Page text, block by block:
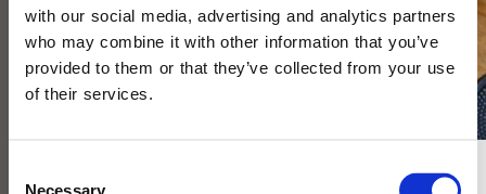
with our social media, advertising and analytics partners
who may combine it with other information that you’ve
provided to them or that they’ve collected from your use
of their services.
Necessary
Skicka en tehälsning till någon du tycker om!